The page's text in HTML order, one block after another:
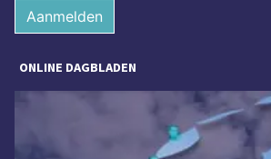
Aanmelden
ONLINE DAGBLADEN